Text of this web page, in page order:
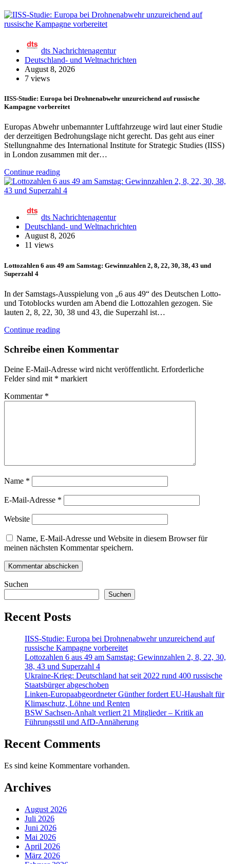
dts Nachrichtenagentur
Deutschland- und Weltnachrichten
August 8, 2026
7 views
IISS-Studie: Europa bei Drohnenabwehr unzureichend auf russische
Kampagne vorbereitet
Europas Abwehr unbemannter Luftfahrzeuge wird laut einer Studie
der derzeitigen Bedrohungslage nicht gerecht. Das geht aus einer
Stellungnahme des International Institute for Strategic Studies (IISS)
in London zusammen mit der…
Continue reading
dts Nachrichtenagentur
Deutschland- und Weltnachrichten
August 8, 2026
11 views
Lottozahlen 6 aus 49 am Samstag: Gewinnzahlen 2, 8, 22, 30, 38, 43 und
Superzahl 4
In der Samstags-Ausspielung von „6 aus 49“ des Deutschen Lotto-
und Totoblocks wurden am Abend die Lottozahlen gezogen. Sie
lauten 2, 8, 22, 30, 38 und 43, die Superzahl ist…
Continue reading
Schreibe einen Kommentar
Deine E-Mail-Adresse wird nicht veröffentlicht. Erforderliche
Felder sind mit * markiert
Kommentar *
Name *
E-Mail-Adresse *
Website
Name, E-Mail-Adresse und Website in diesem Browser für
meinen nächsten Kommentar speichern.
Suchen
Suchen
Recent Posts
IISS-Studie: Europa bei Drohnenabwehr unzureichend auf
russische Kampagne vorbereitet
Lottozahlen 6 aus 49 am Samstag: Gewinnzahlen 2, 8, 22, 30,
38, 43 und Superzahl 4
Ukraine-Krieg: Deutschland hat seit 2022 rund 400 russische
Staatsbürger abgeschoben
Linken-Europaabgeordneter Günther fordert EU-Haushalt für
Klimaschutz, Löhne und Renten
BSW Sachsen-Anhalt verliert 21 Mitglieder – Kritik an
Führungsstil und AfD-Annäherung
Recent Comments
Es sind keine Kommentare vorhanden.
Archives
August 2026
Juli 2026
Juni 2026
Mai 2026
April 2026
März 2026